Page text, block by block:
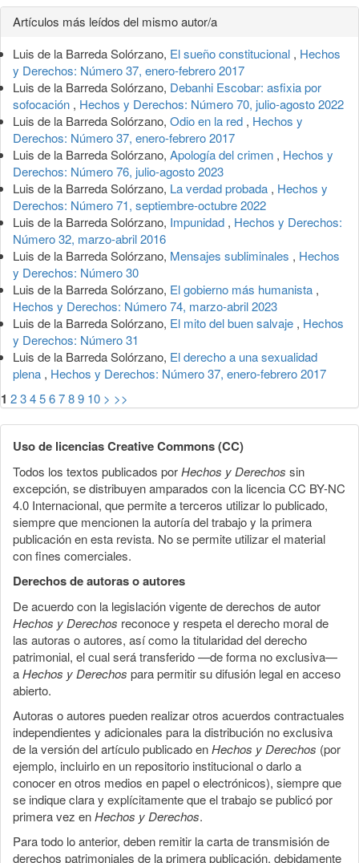
Detalles
del
artículo
Artículos más leídos del mismo autor/a
Luis de la Barreda Solórzano, El sueño constitucional , Hechos
y Derechos: Número 37, enero-febrero 2017
Luis de la Barreda Solórzano, Debanhi Escobar: asfixia por
sofocación , Hechos y Derechos: Número 70, julio-agosto 2022
Luis de la Barreda Solórzano, Odio en la red , Hechos y
Derechos: Número 37, enero-febrero 2017
Luis de la Barreda Solórzano, Apología del crimen , Hechos y
Derechos: Número 76, julio-agosto 2023
Luis de la Barreda Solórzano, La verdad probada , Hechos y
Derechos: Número 71, septiembre-octubre 2022
Luis de la Barreda Solórzano, Impunidad , Hechos y Derechos:
Número 32, marzo-abril 2016
Luis de la Barreda Solórzano, Mensajes subliminales , Hechos
y Derechos: Número 30
Luis de la Barreda Solórzano, El gobierno más humanista ,
Hechos y Derechos: Número 74, marzo-abril 2023
Luis de la Barreda Solórzano, El mito del buen salvaje , Hechos
y Derechos: Número 31
Luis de la Barreda Solórzano, El derecho a una sexualidad
plena , Hechos y Derechos: Número 37, enero-febrero 2017
1 23456789 10 > >>
Uso de licencias Creative Commons (CC)
Todos los textos publicados porHechos y Derechos sin
excepción, se distribuyen amparados con la licencia CC BY-NC
4.0 Internacional, que permite a terceros utilizar lo publicado,
siempre que mencionen la autoría del trabajo y la primera
publicación en esta revista. No se permite utilizar el material
con fines comerciales.
Derechos de autoras o autores
De acuerdo con la legislación vigente de derechos de autor
Hechos y Derechos reconoce y respeta el derecho moral de
las autoras o autores, así como la titularidad del derecho
patrimonial, el cual será transferido —de forma no exclusiva—
aHechos y Derechos para permitir su difusión legal en acceso
abierto.
Autoras o autores pueden realizar otros acuerdos contractuales
independientes y adicionales para la distribución no exclusiva
de la versión del artículo publicado enHechos y Derechos (por
ejemplo, incluirlo en un repositorio institucional o darlo a
conocer en otros medios en papel o electrónicos), siempre que
se indique clara y explícitamente que el trabajo se publicó por
primera vez enHechos y Derechos.
Para todo lo anterior, deben remitir la carta de transmisión de
derechos patrimoniales de la primera publicación, debidamente